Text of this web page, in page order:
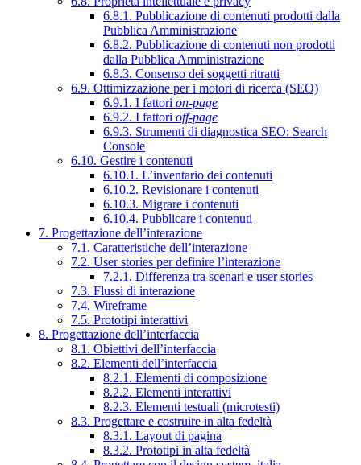
6.8.1. Pubblicazione di contenuti prodotti dalla
Pubblica Amministrazione
6.8.2. Pubblicazione di contenuti non prodotti
dalla Pubblica Amministrazione
6.8.3. Consenso dei soggetti ritratti
6.9. Ottimizzazione per i motori di ricerca (SEO)
6.9.1. I fattori on-page
6.9.2. I fattori off-page
6.9.3. Strumenti di diagnostica SEO: Search
Console
6.10. Gestire i contenuti
6.10.1. L’inventario dei contenuti
6.10.2. Revisionare i contenuti
6.10.3. Migrare i contenuti
6.10.4. Pubblicare i contenuti
7. Progettazione dell’interazione
7.1. Caratteristiche dell’interazione
7.2. User stories per definire l’interazione
7.2.1. Differenza tra scenari e user stories
7.3. Flussi di interazione
7.4. Wireframe
7.5. Prototipi interattivi
8. Progettazione dell’interfaccia
8.1. Obiettivi dell’interfaccia
8.2. Elementi dell’interfaccia
8.2.1. Elementi di composizione
8.2.2. Elementi interattivi
8.2.3. Elementi testuali (microtesti)
8.3. Progettare e costruire in alta fedeltà
8.3.1. Layout di pagina
8.3.2. Prototipi in alta fedeltà